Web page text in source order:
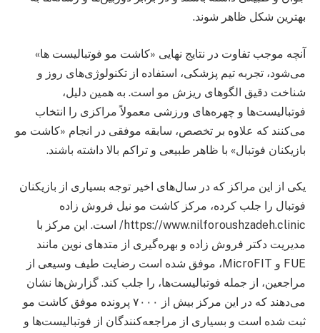
بهترین شکل ظاهر شوند.
آنچه موجب تفاوت در نتایج نهایی «کاشت مو فوتبالیست ها»
می‌شود، تجربه تیم پزشکی، استفاده از تکنولوژی‌های روز و
شناخت دقیق الگوهای ریزش مو است. به همین دلیل،
فوتبالیست‌ها و چهره‌های ورزشی معمولاً مراکزی را انتخاب
می‌کنند که علاوه بر تخصص، سابقه موفقی در انجام «کاشت مو
بازیکنان فوتبال» با ظاهر طبیعی و تراکم بالا داشته باشند.
یکی از این مراکز که در سال‌های اخیر توجه بسیاری از بازیکنان
فوتبال را جلب کرده، مرکز کاشت مو نیل فروش ‌زاده
https://www.nilforoushzadeh.clinic/ است. این مرکز با
مدیریت دکتر فروش‌ زاده و بهره‌گیری از متدهای نوین مانند
FUE و MicroFIT، موفق شده است رضایت طیف وسیعی از
مراجعین، از جمله فوتبالیست‌ها، را جلب کند. گزارش‌ها نشان
می‌دهند که در این مرکز بیش از ۷۰۰۰ پرونده موفق کاشت مو
ثبت شده است و بسیاری از مراجعه‌کنندگان از فوتبالیست‌ها و